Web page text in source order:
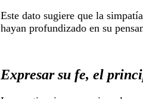
Este dato sugiere que la
hayan profundizado en su
Expresar su fe, el